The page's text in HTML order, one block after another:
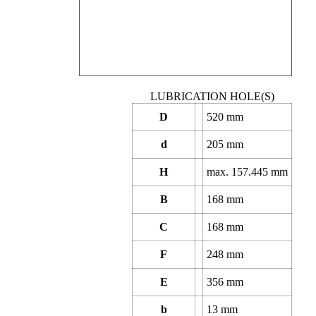
D 520mm
d 205mm
H max. 157.445mm
B 168mm
C 168mm
F 248mm
E 356mm
b 13mm
LUBRICATION HOLE(S)